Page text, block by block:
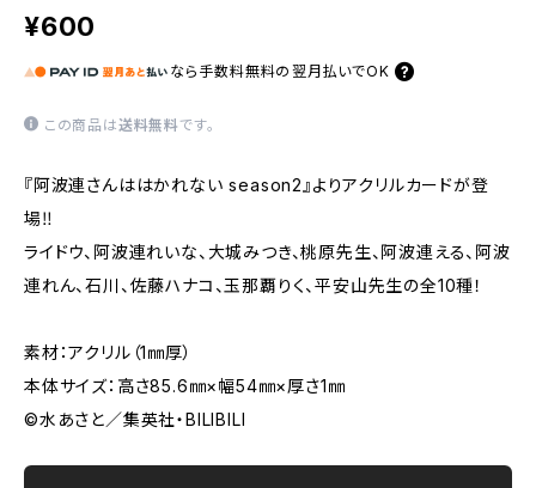
¥600
なら 手数料無料の 翌月払いでOK
この商品は送料無料です。
『阿波連さんははかれない season2』よりアクリルカードが登
場‼
ライドウ、阿波連れいな、大城みつき、桃原先生、阿波連える、阿波
連れん、石川、佐藤ハナコ、玉那覇りく、平安山先生の全10種！
素材：アクリル（1㎜厚）
本体サイズ：高さ85.6㎜×幅54㎜×厚さ1㎜
©水あさと／集英社・BILIBILI